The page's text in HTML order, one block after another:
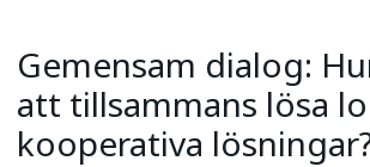
Gemensam dialog:
att tillsammans lösa
kooperativa